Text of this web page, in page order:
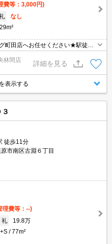
費等：3,000円)
なし
町田店へお任せください★駅徒歩
件★
林間店
詳細を見る
表示する
徒歩11分
市南区古淵６丁目
理費等：--)
礼
19.8万
77m²